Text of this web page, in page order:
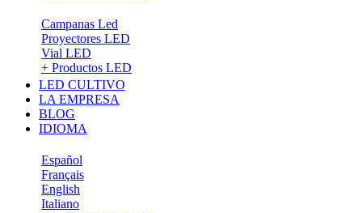
Campanas Led
Proyectores LED
Vial LED
+ Productos LED
LED CULTIVO
LA EMPRESA
BLOG
IDIOMA
Español
Français
English
Italiano